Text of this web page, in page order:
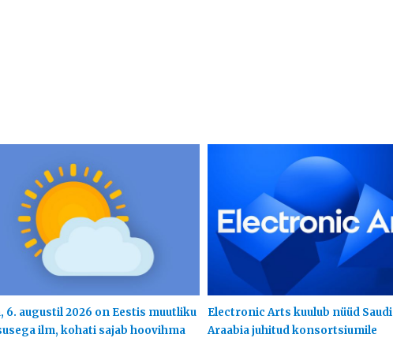
6. augustil 2026 on Eestis muutliku
ilm, kohati sajab hoovihma
Electronic Arts kuulub nüüd Saudi
Araabia juhitud konsortsiumile